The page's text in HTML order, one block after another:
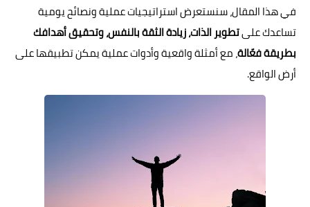
في هذا المقال، سنستعرض استراتيجيات عملية ونصائح يومية
تساعدك علىتطوير الذات، زيادة الثقة بالنفس، وتحقيق أهدافك
بطريقة فعّالة، مع أمثلة واقعية وأدوات عملية يمكن تطبيقها على
أرض الواقع.